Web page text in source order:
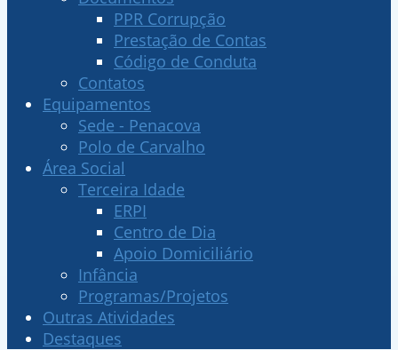
PPR Corrupção
Prestação de Contas
Código de Conduta
Contatos
Equipamentos
Sede - Penacova
Polo de Carvalho
Área Social
Terceira Idade
ERPI
Centro de Dia
Apoio Domiciliário
Infância
Programas/Projetos
Outras Atividades
Destaques